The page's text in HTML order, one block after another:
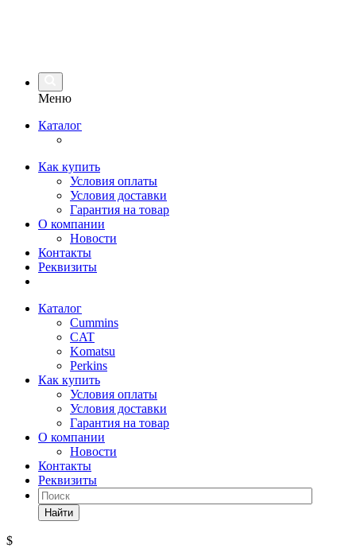
Меню
Каталог
Как купить
Условия оплаты
Условия доставки
Гарантия на товар
О компании
Новости
Контакты
Реквизиты
Каталог
Cummins
CAT
Komatsu
Perkins
Как купить
Условия оплаты
Условия доставки
Гарантия на товар
О компании
Новости
Контакты
Реквизиты
Найти
$